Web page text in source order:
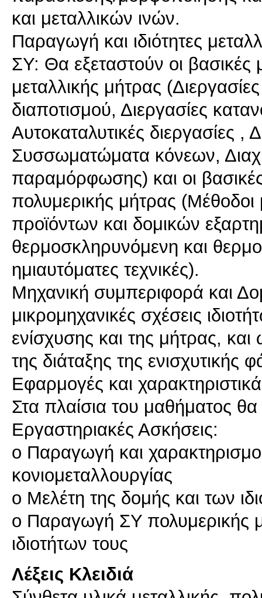
και μεταλλικών ινών.
Παραγωγή και ιδιότητες
ΣΥ: Θα εξεταστούν οι
μεταλλικής μήτρας
διαποτισμού, Διεργασίες
Αυτοκαταλυτικές διεργασίες ,
Συσσωματώματα κόνεων,
παραμόρφωσης) και οι
πολυμερικής μήτρας
προϊόντων και δομικών
θερμοσκληρυνόμενη και
ημιαυτόματες τεχνικές).
Μηχανική συμπεριφορά και
μικρομηχανικές σχέσεις
ενίσχυσης και της μήτρας,
της διάταξης της ενισχυτικής
Εφαρμογές και
Στα πλαίσια του μαθήματος
Εργαστηριακές Ασκήσεις:
o Παραγωγή και
κονιομεταλλουργίας
o Μελέτη της δομής και των
o Παραγωγή ΣΥ πολυμερικής
Λέξεις Κλειδιά